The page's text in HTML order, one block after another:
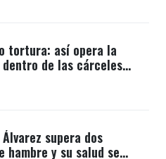
tortura: así opera la
de las cárceles
supera dos
hambre y su salud se